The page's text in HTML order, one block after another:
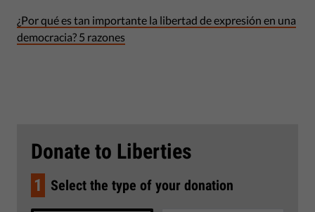
¿Por qué es tan importante la libertad de expresión en una
democracia? 5 razones
Donate to Liberties
1 Select the type of your donation